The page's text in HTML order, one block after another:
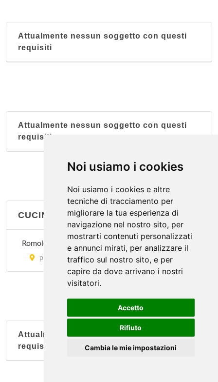
Noi usiamo i cookies
Noi usiamo i cookies e altre
tecniche di tracciamento per
migliorare la tua esperienza di
navigazione nel nostro sito, per
mostrarti contenuti personalizzati
e annunci mirati, per analizzare il
traffico sul nostro sito, e per
capire da dove arrivano i nostri
visitatori.
Accetto
Rifiuto
Cambia le mie impostazioni
Attualmente nessun soggetto con questi
requisiti
Attualmente nessun soggetto con questi
requisiti
CUCINA LAZIALE
Romoletto
piazza della Repubblica 6, Torino
Attualmente nessun soggetto con questi
requisiti